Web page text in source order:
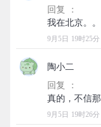
回复 ：
9月5日 19时25分
陶小二
回复 ：
9月5日 19时26分